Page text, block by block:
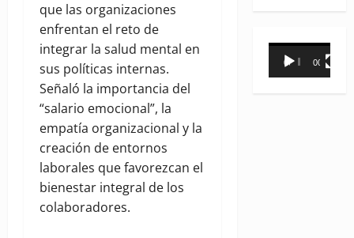
que las organizaciones
enfrentan el reto de
integrar la salud mental en
sus políticas internas.
Señaló la importancia del
“salario emocional”, la
empatía organizacional y la
creación de entornos
laborales que favorezcan el
bienestar integral de los
colaboradores.
Reproductor
00:00 00:31